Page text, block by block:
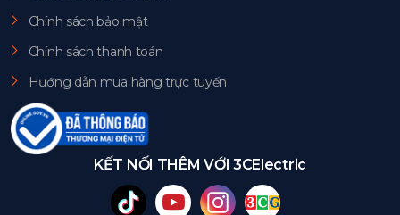
Chính sách bảo mật
Chính sách thanh toán
Hướng dẫn mua hàng trực tuyến
KẾT NỐI THÊM VỚI 3CElectric